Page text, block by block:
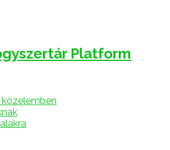
Platform